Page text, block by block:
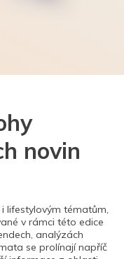
novin
lifestylovým tématům,
v rámci této edice
analýzách
se prolínají napříč